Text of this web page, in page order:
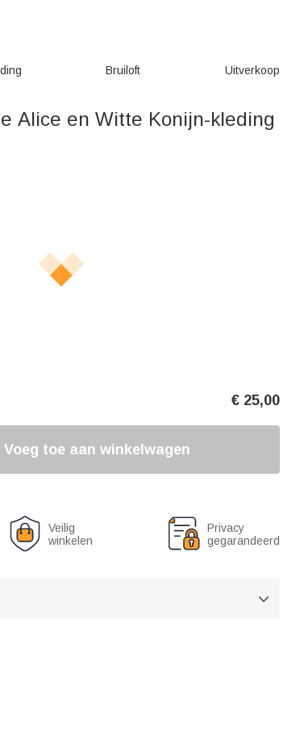
Bruiloft Uitverkoop
Alice en Witte Konijn-kleding
€ 25,00
Voeg toe aan winkelwagen
Veilig
winkelen
Privacy
gegarandeerd
